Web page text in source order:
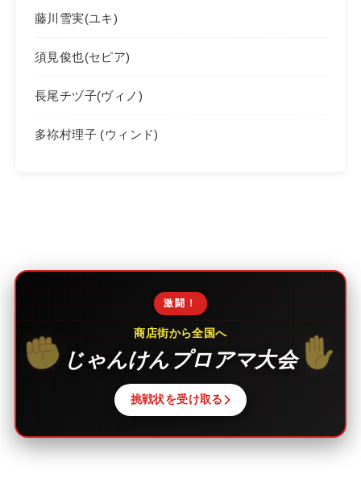
藤川雪実(ユキ)
須見俊也(セピア)
長尾チヅ子(ヴィノ)
多祢村理子 (ウィンド)
激闘！
商店街から全国へ
じゃんけんプロアマ大会
挑戦状を受け取る